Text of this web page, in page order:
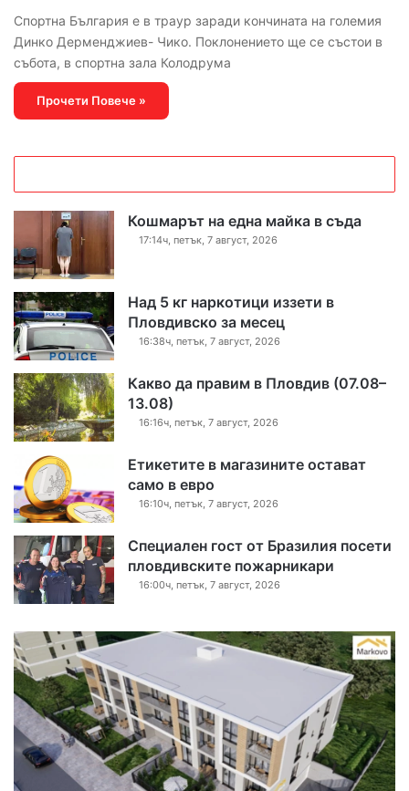
Спортна България е в траур заради кончината на големия
Динко Дерменджиев- Чико. Поклонението ще се състои в
събота, в спортна зала Колодрума
Прочети Повече »
Кошмарът на една майка в съда
17:14ч, петък, 7 август, 2026
Над 5 кг наркотици иззети в
Пловдивско за месец
16:38ч, петък, 7 август, 2026
Какво да правим в Пловдив (07.08–
13.08)
16:16ч, петък, 7 август, 2026
Етикетите в магазините остават
само в евро
16:10ч, петък, 7 август, 2026
Специален гост от Бразилия посети
пловдивските пожарникари
16:00ч, петък, 7 август, 2026